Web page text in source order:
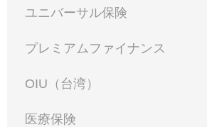
ユニバーサル保険
プレミアムファイナンス
OIU（台湾）
医療保険